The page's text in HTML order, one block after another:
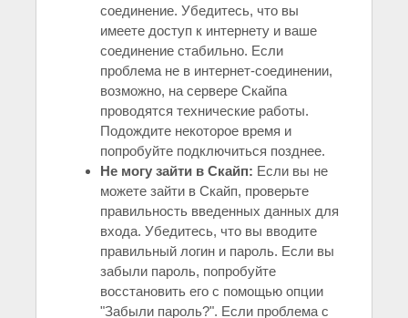
соединение. Убедитесь, что вы
имеете доступ к интернету и ваше
соединение стабильно. Если
проблема не в интернет-соединении,
возможно, на сервере Скайпа
проводятся технические работы.
Подождите некоторое время и
попробуйте подключиться позднее.
Не могу зайти в Скайп: Если вы не
можете зайти в Скайп, проверьте
правильность введенных данных для
входа. Убедитесь, что вы вводите
правильный логин и пароль. Если вы
забыли пароль, попробуйте
восстановить его с помощью опции
"Забыли пароль?". Если проблема с